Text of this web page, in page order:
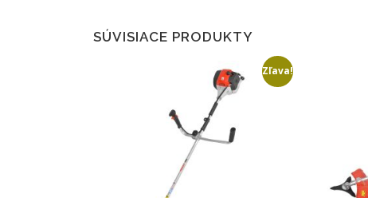
SÚVISIACE PRODUKTY
Zľava!